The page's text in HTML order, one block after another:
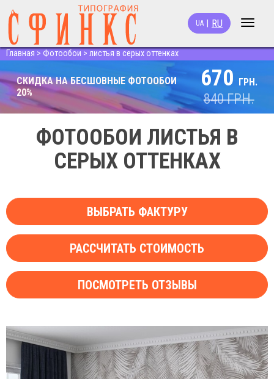
Toggle
UA RU
Главная > Фотообои > листья в серых оттенках
СКИДКА НА БЕСШОВНЫЕ ФОТООБОИ
20%
670 ГРН.
840ГРН.
ФОТООБОИ ЛИСТЬЯ В
СЕРЫХ ОТТЕНКАХ
ВЫБРАТЬ ФАКТУРУ
РАССЧИТАТЬ СТОИМОСТЬ
ПОСМОТРЕТЬ ОТЗЫВЫ